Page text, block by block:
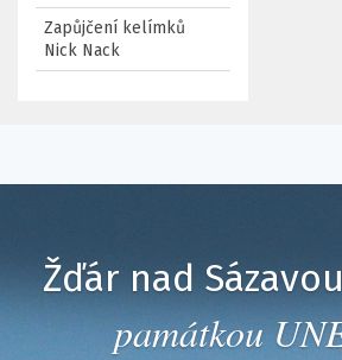
Zapůjčení kelímků
Nick Nack
Žďár nad
památkou